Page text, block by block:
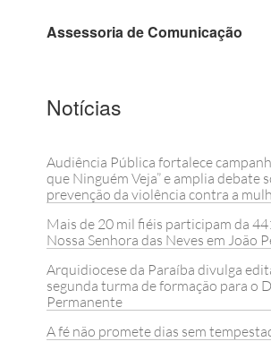
Assessoria de Comunicação
Notícias
Audiência Pública fortalece
que Ninguém Veja” e amplia debate
prevenção da violência contra a
Mais de 20 mil fiéis participam da
Nossa Senhora das Neves em João
Arquidiocese da Paraíba divulga
segunda turma de formação para o
Permanente
A fé não promete dias sem